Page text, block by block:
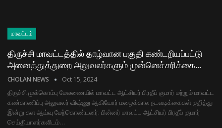
மாவட்டம்
திருச்சி மாவட்டத்தில் தாழ்வான பகுதி கண்டறியப்பட்டு
அனைத்துத்துறை அலுவலர்களும் முன்னெச்சரிக்கை…
CHOLAN NEWS Oct 15, 2024
திருச்சி முக்கொம்பு மேலணையில் மாவட்ட ஆட்சியர் பிரதீப் குமார் மற்றும் மாவட்ட
கண்காணிப்பு அலுவலர் விஷ்ணு ஆகியோர் மழைக்கால நடவடிக்கைகள் குறித்து
இன்று கள ஆய்வு மேற்கொண்டனர். பின்னர் மாவட்ட ஆட்சியர் பிரதீப் குமார்
செய்தியாளர்களிடம்…